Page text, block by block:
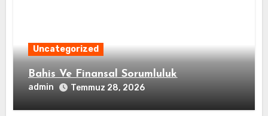
Uncategorized
Bahis Ve Finansal Sorumluluk
admin Temmuz 28, 2026